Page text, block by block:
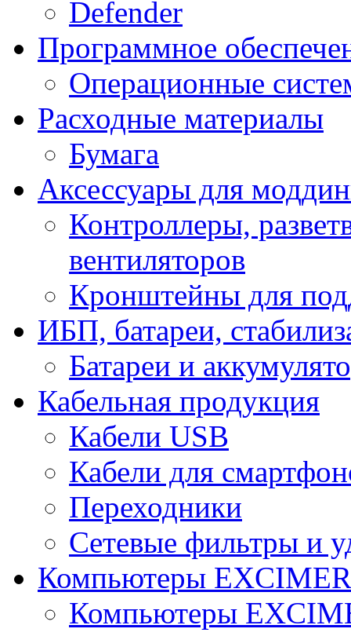
Defender
Программное
Операционные
Расходные материалы
Бумага
Аксессуары для
Контроллеры,
вентиляторов
Кронштейны для
ИБП, батареи,
Батареи и
Кабельная продукция
Кабели USB
Кабели для
Переходники
Сетевые фильтры и
Компьютеры
Компьютеры